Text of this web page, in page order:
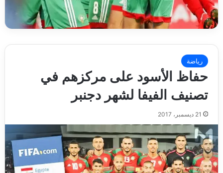
رياضة
حفاظ الأسود على مركزهم في
تصنيف الفيفا لشهر دجنبر
21 ديسمبر، 2017